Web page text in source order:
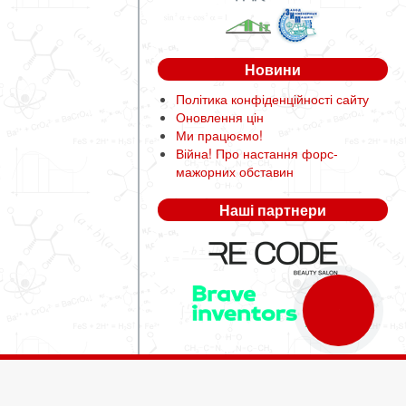
Новини
Політика конфіденційності сайту
Оновлення цін
Ми працюємо!
Війна! Про настання форс-
мажорних обставин
Наші партнери